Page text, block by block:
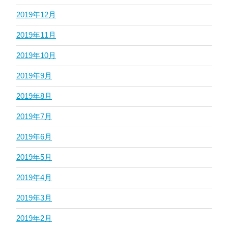
2019年12月
2019年11月
2019年10月
2019年9月
2019年8月
2019年7月
2019年6月
2019年5月
2019年4月
2019年3月
2019年2月